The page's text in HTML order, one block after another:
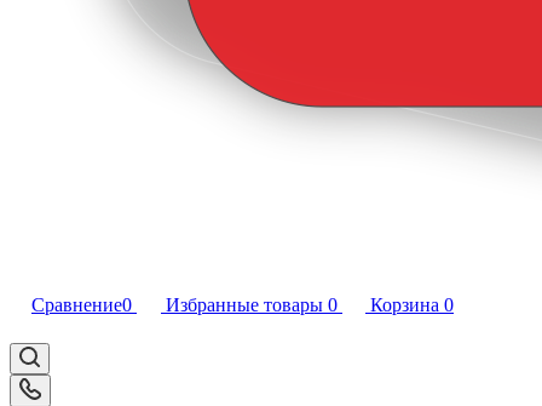
Сравнение0 Избранные товары 0 Корзина 0